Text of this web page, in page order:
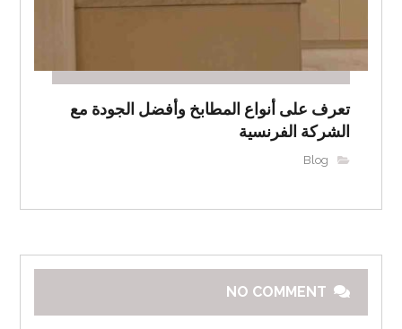
تعرف على أنواع المطابخ وأفضل الجودة مع
الشركة الفرنسية
Blog
NO COMMENT